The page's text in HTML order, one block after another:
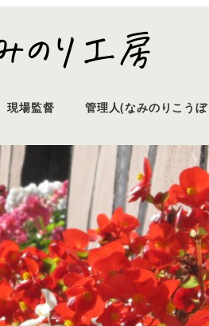
現場監督 管理人(なみのりこう